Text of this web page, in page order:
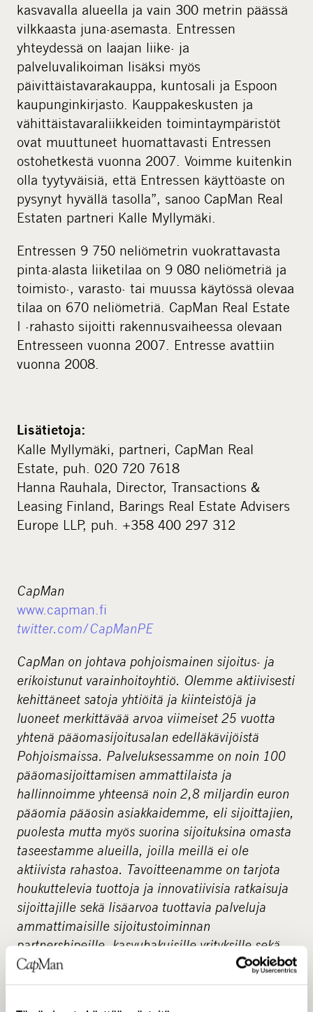
kasvavalla alueella ja vain 300 metrin päässä
vilkkaasta juna-asemasta. Entressen
yhteydessä on laajan liike- ja
palveluvalikoiman lisäksi myös
päivittäistavarakauppa, kuntosali ja Espoon
kaupunginkirjasto. Kauppakeskusten ja
vähittäistavaraliikkeiden toimintaympäristöt
ovat muuttuneet huomattavasti Entressen
ostohetkestä vuonna 2007. Voimme kuitenkin
olla tyytyväisiä, että Entressen käyttöaste on
pysynyt hyvällä tasolla”, sanoo CapMan Real
Estaten partneri Kalle Myllymäki.
Entressen 9 750 neliömetrin vuokrattavasta
pinta-alasta liiketilaa on 9 080 neliömetriä ja
toimisto-, varasto- tai muussa käytössä olevaa
tilaa on 670 neliömetriä. CapMan Real Estate
I -rahasto sijoitti rakennusvaiheessa olevaan
Entresseen vuonna 2007. Entresse avattiin
vuonna 2008.
Lisätietoja:
Kalle Myllymäki, partneri, CapMan Real
Estate, puh. 020 720 7618
Hanna Rauhala, Director, Transactions &
Leasing Finland, Barings Real Estate Advisers
Europe LLP, puh. +358 400 297 312
CapMan
www.capman.fi
twitter.com/CapManPE
CapMan on johtava pohjoismainen sijoitus- ja
erikoistunut varainhoitoyhtiö. Olemme aktiivisesti
kehittäneet satoja yhtiöitä ja kiinteistöjä ja
luoneet merkittävää arvoa viimeiset 25 vuotta
yhtenä pääomasijoitusalan edelläkävijöistä
Pohjoismaissa. Palveluksessamme on noin 100
pääomasijoittamisen ammattilaista ja
hallinnoimme yhteensä noin 2,8 miljardin euron
pääomia pääosin asiakkaidemme, eli sijoittajien,
puolesta mutta myös suorina sijoituksina omasta
taseestamme alueilla, joilla meillä ei ole
aktiivista rahastoa. Tavoitteenamme on tarjota
houkuttelevia tuottoja ja innovatiivisia ratkaisuja
sijoittajille sekä lisäarvoa tuottavia palveluja
ammattimaisille sijoitustoiminnan
partnershipeille, kasvuhakuisille yrityksille sekä
kiinteistöjen vuokralaisille. Sijoitusstrategiamme